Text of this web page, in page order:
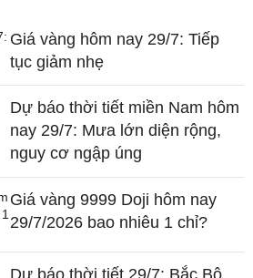
Giá vàng hôm nay 29/7: Tiếp
tục giảm nhẹ
Dự báo thời tiết miền Nam hôm
nay 29/7: Mưa lớn diện rộng,
nguy cơ ngập úng
Giá vàng 9999 Doji hôm nay
29/7/2026 bao nhiêu 1 chỉ?
Dự báo thời tiết 29/7: Bắc Bộ